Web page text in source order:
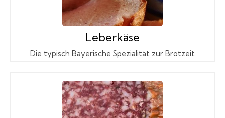
Leberkäse
Die typisch Bayerische Spezialität zur Brotzeit